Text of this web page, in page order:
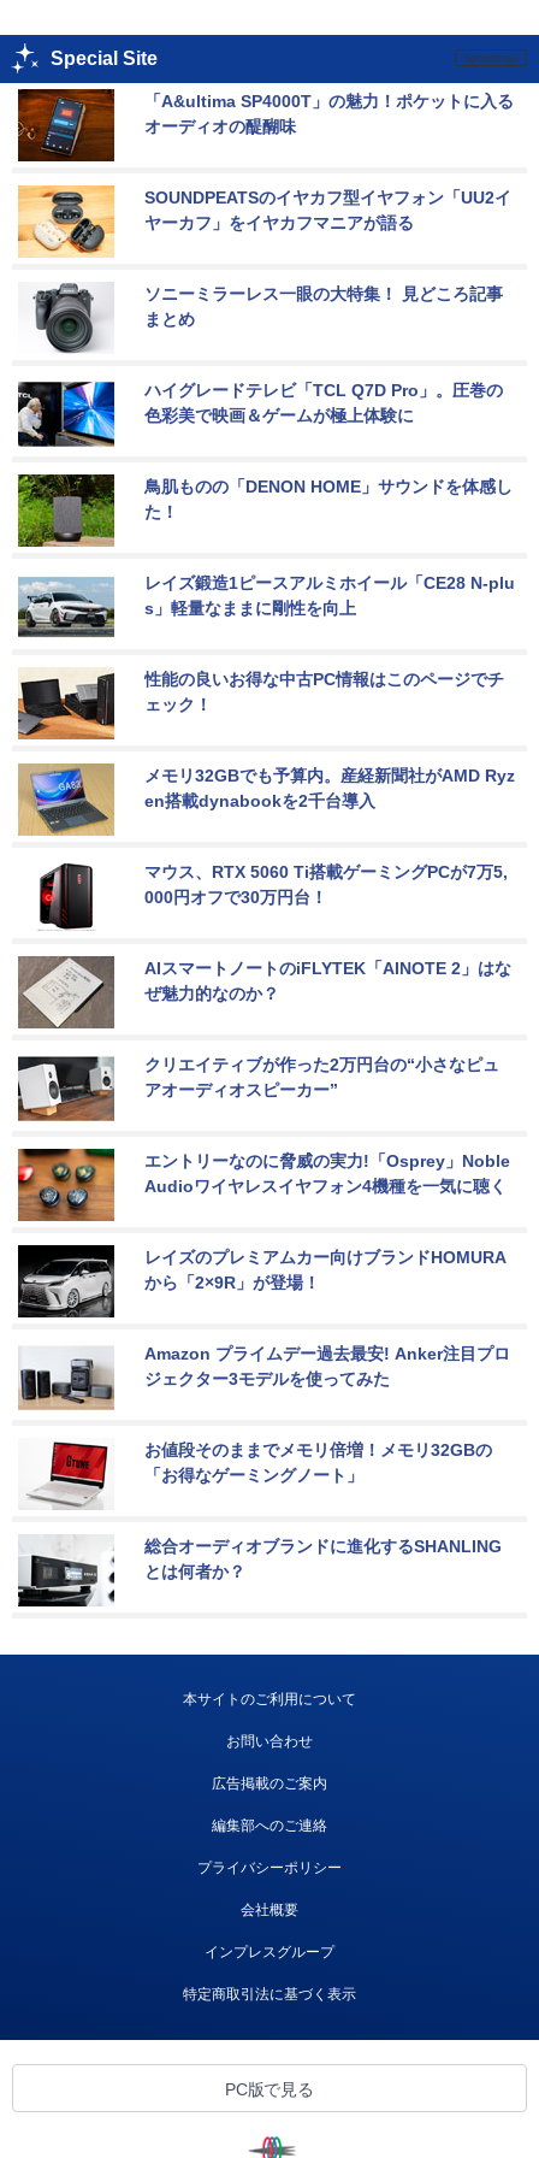
Special Site
「A&ultima SP4000T」の魅力！ポケットに入る
オーディオの醍醐味
SOUNDPEATSのイヤカフ型イヤフォン「UU2イ
ヤーカフ」をイヤカフマニアが語る
ソニーミラーレス一眼の大特集！ 見どころ記事
まとめ
ハイグレードテレビ「TCL Q7D Pro」。圧巻の
色彩美で映画＆ゲームが極上体験に
鳥肌ものの「DENON HOME」サウンドを体感し
た！
レイズ鍛造1ピースアルミホイール「CE28 N-plu
s」軽量なままに剛性を向上
性能の良いお得な中古PC情報はこのページでチ
ェック！
メモリ32GBでも予算内。産経新聞社がAMD Ryz
en搭載dynabookを2千台導入
マウス、RTX 5060 Ti搭載ゲーミングPCが7万5,
000円オフで30万円台！
AIスマートノートのiFLYTEK「AINOTE 2」はな
ぜ魅力的なのか？
クリエイティブが作った2万円台の“小さなピュ
アオーディオスピーカー”
エントリーなのに脅威の実力!「Osprey」Noble
Audioワイヤレスイヤフォン4機種を一気に聴く
レイズのプレミアムカー向けブランドHOMURA
から「2×9R」が登場！
Amazon プライムデー過去最安! Anker注目プロ
ジェクター3モデルを使ってみた
お値段そのままでメモリ倍増！メモリ32GBの
「お得なゲーミングノート」
総合オーディオブランドに進化するSHANLING
とは何者か？
本サイトのご利用について
お問い合わせ
広告掲載のご案内
編集部へのご連絡
プライバシーポリシー
会社概要
インプレスグループ
特定商取引法に基づく表示
PC版で見る